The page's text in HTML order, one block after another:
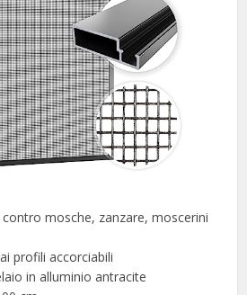
mosche, zanzare, moscerini
profili accorciabili
in alluminio antracite